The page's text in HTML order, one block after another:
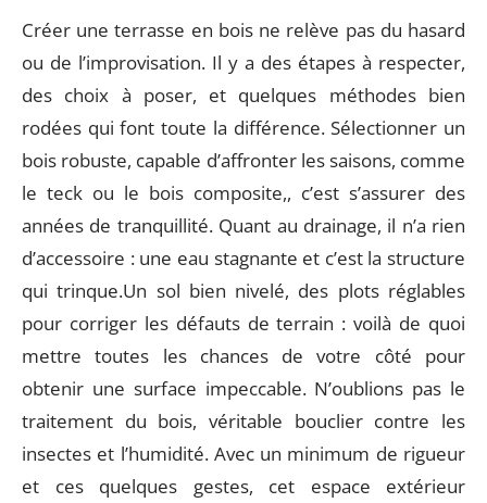
Créer une terrasse en bois ne relève pas du hasard
ou de l’improvisation. Il y a des étapes à respecter,
des choix à poser, et quelques méthodes bien
rodées qui font toute la différence. Sélectionner un
bois robuste, capable d’affronter les saisons, comme
le teck ou le bois composite,, c’est s’assurer des
années de tranquillité. Quant au drainage, il n’a rien
d’accessoire : une eau stagnante et c’est la structure
qui trinque.Un sol bien nivelé, des plots réglables
pour corriger les défauts de terrain : voilà de quoi
mettre toutes les chances de votre côté pour
obtenir une surface impeccable. N’oublions pas le
traitement du bois, véritable bouclier contre les
insectes et l’humidité. Avec un minimum de rigueur
et ces quelques gestes, cet espace extérieur